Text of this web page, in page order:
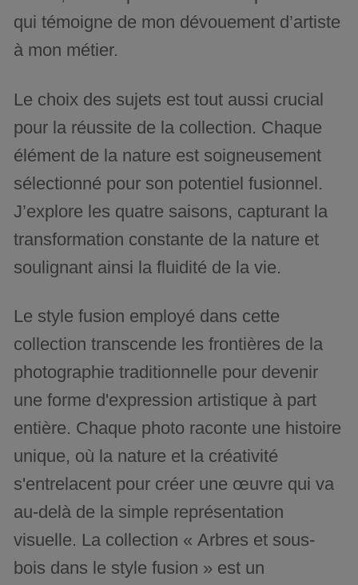
qui témoigne de mon dévouement d’artiste
à mon métier.
Le choix des sujets est tout aussi crucial
pour la réussite de la collection. Chaque
élément de la nature est soigneusement
sélectionné pour son potentiel fusionnel.
J’explore les quatre saisons, capturant la
transformation constante de la nature et
soulignant ainsi la fluidité de la vie.
Le style fusion employé dans cette
collection transcende les frontières de la
photographie traditionnelle pour devenir
une forme d'expression artistique à part
entière. Chaque photo raconte une histoire
unique, où la nature et la créativité
s'entrelacent pour créer une œuvre qui va
au-delà de la simple représentation
visuelle. La collection « Arbres et sous-
bois dans le style fusion » est un